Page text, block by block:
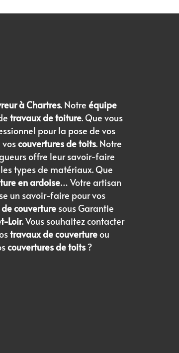
à Chartres. Notre équipe
travaux de toiture. Que vous
pour la pose de vos
voscouvertures de toits. Notre
offre leur savoir-faire
types de matériaux. Que
en ardoise… Votre artisan
un savoir-faire pour vos
couverture sous Garantie
Loir. Vous souhaitez contacter
travaux de couvertureou
couvertures de toits ?